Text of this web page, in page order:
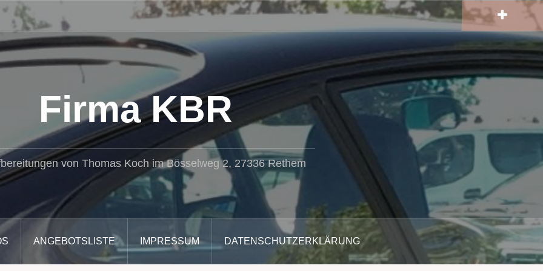
Firma KBR
von Thomas Koch im Bösselweg 2, 27336 Rethem
ANGEBOTSLISTE IMPRESSUM DATENSCHUTZERKLÄRUNG